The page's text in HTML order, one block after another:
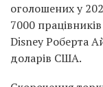
оголошених у
7000
Disney Роберта
доларів США.